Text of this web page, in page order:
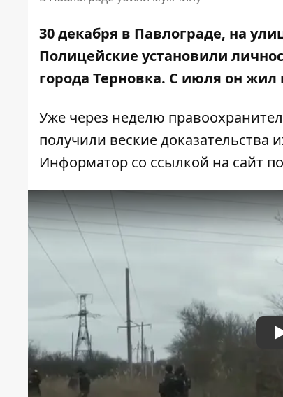
30 декабря в Павлограде, на
Полицейские установили
города Терновка. С июля он жил
Уже через неделю
получили веские доказательства
Информатор со ссылкой на сайт